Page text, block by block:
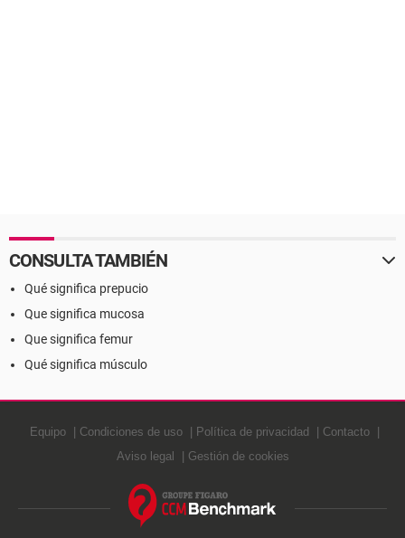
CONSULTA TAMBIÉN
Qué significa prepucio
Que significa mucosa
Que significa femur
Qué significa músculo
Equipo Condiciones de uso Política de privacidad
Contacto
Aviso legal
Gestión de cookies